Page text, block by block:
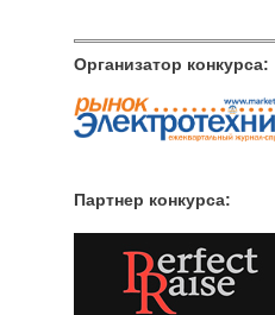
Организатор конкурса:
Партнер конкурса: